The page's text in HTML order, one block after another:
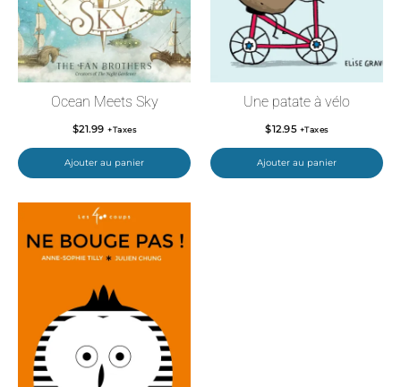
Ocean Meets Sky
$21.99 +Taxes
Ajouter au panier
Une patate à vélo
$12.95 +Taxes
Ajouter au panier